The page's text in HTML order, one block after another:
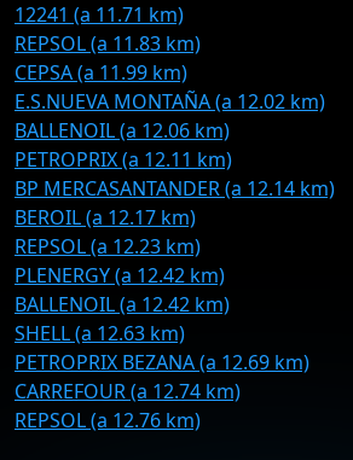
12241 (a 11.71 km)
REPSOL (a 11.83 km)
CEPSA (a 11.99 km)
E.S.NUEVA MONTAÑA (a 12.02 km)
BALLENOIL (a 12.06 km)
PETROPRIX (a 12.11 km)
BP MERCASANTANDER (a 12.14 km)
BEROIL (a 12.17 km)
REPSOL (a 12.23 km)
PLENERGY (a 12.42 km)
BALLENOIL (a 12.42 km)
SHELL (a 12.63 km)
PETROPRIX BEZANA (a 12.69 km)
CARREFOUR (a 12.74 km)
REPSOL (a 12.76 km)